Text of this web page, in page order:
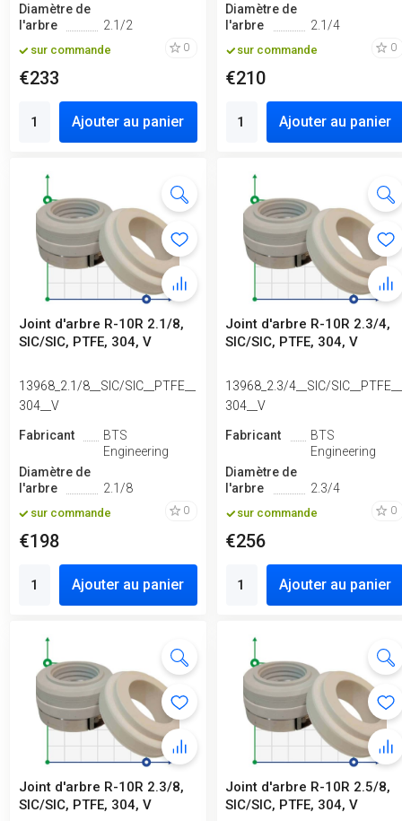
Diamètre de
l'arbre
2.1/2
sur commande 0
€233
Ajouter au panier
Diamètre de
l'arbre
2.1/4
sur commande 0
€210
Ajouter au panier
Joint d'arbre R-10R 2.1/8,
SIC/SIC, PTFE, 304, V
13968_2.1/8__SIC/SIC__PTFE__
304__V
Fabricant
BTS
Engineering
Diamètre de
l'arbre
2.1/8
sur commande 0
€198
Ajouter au panier
Joint d'arbre R-10R 2.3/4,
SIC/SIC, PTFE, 304, V
13968_2.3/4__SIC/SIC__PTFE__
304__V
Fabricant
BTS
Engineering
Diamètre de
l'arbre
2.3/4
sur commande 0
€256
Ajouter au panier
Joint d'arbre R-10R 2.3/8,
SIC/SIC, PTFE, 304, V
Joint d'arbre R-10R 2.5/8,
SIC/SIC, PTFE, 304, V